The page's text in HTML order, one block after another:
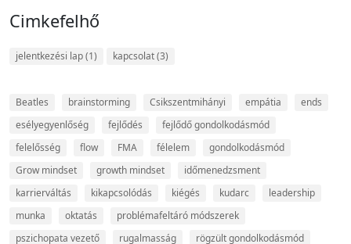
Cimkefelhő
jelentkezési lap(1) kapcsolat(3)
Beatles brainstorming Csikszentmihányi empátia
ends
esélyegyenlőség
fejlődés
fejlődő gondolkodásmód
felelősség
flow FMA félelem
gondolkodásmód
Grow mindset
growth mindset
időmenedzsment
karrierváltás
kikapcsolódás kiégés kudarc
leadership
munka
oktatás
problémafeltáró módszerek
pszichopata vezető
rugalmasság rögzült gondolkodásmód